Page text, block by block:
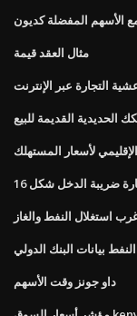
الأسهم المفضلة كديون
مثال العقد قيمة
التجارة عبر الإنترنت
الحديدية القديمة للبيع
لأسعار المستهلك
استغلال النفط والغاز
بيانات البنك الدولي
داو جونز وقت الأسهم